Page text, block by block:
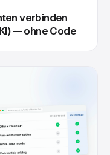
verbinden
— ohne Code